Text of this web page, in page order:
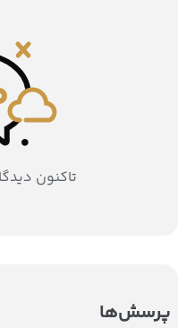
تاکنون
پرسش‌ها